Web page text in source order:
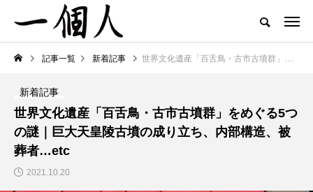
記事一覧 新着記事 世界文化遺産「百舌鳥・古市古墳群」をめぐる5つの謎｜巨大天皇陵古墳の成り立ち、内部構造、被葬者…etc
新着記事
世界文化遺産「百舌鳥・古市古墳群」をめぐる5つ
の謎｜巨大天皇陵古墳の成り立ち、内部構造、被
葬者…etc
2021.10.20